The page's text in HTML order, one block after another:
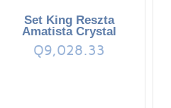
Set King Reszta
Amatista Crystal
Q9,028.33